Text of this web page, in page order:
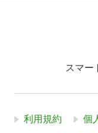
スマー
利用規約 個